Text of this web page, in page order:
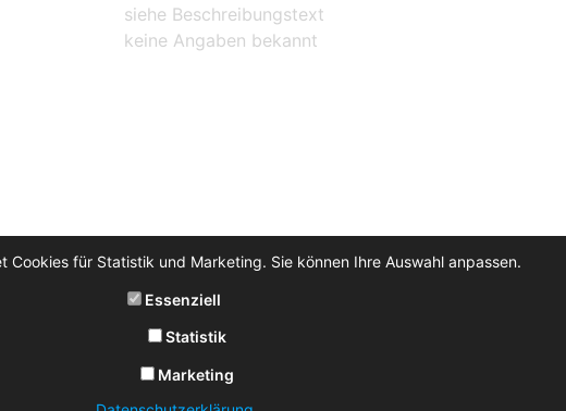
siehe Beschreibungstext
keine Angaben bekannt
Cookies für Statistik und Marketing. Sie können Ihre Auswahl anpassen.
Essenziell
Statistik
Marketing